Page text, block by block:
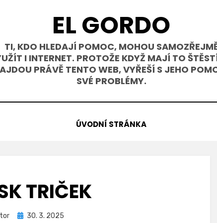
EL GORDO
TI, KDO HLEDAJÍ POMOC, MOHOU
I INTERNET. PROTOŽE KDYŽ MAJÍ TO
PRÁVĚ TENTO WEB, VYŘEŠÍ S JEHO
SVÉ PROBLÉMY.
ÚVODNÍ STRÁNKA
TRIČEK
Zveřejněno
30. 3. 2025